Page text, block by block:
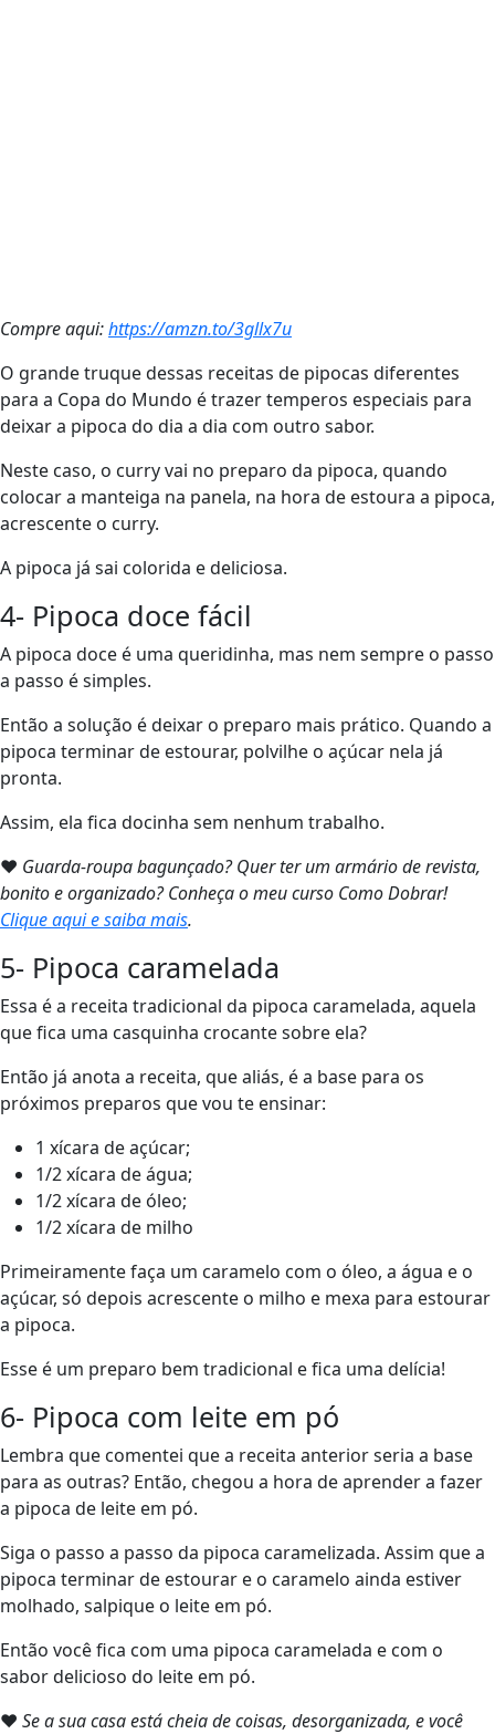
Compre aqui:https://amzn.to/3gllx7u
O grande truque dessas receitas de pipocas diferentes
para a Copa do Mundo é trazer temperos especiais para
deixar a pipoca do dia a dia com outro sabor.
Neste caso, o curry vai no preparo da pipoca, quando
colocar a manteiga na panela, na hora de estoura a pipoca,
acrescente o curry.
A pipoca já sai colorida e deliciosa.
4- Pipoca doce fácil
A pipoca doce é uma queridinha, mas nem sempre o passo
a passo é simples.
Então a solução é deixar o preparo mais prático. Quando a
pipoca terminar de estourar, polvilhe o açúcar nela já
pronta.
Assim, ela fica docinha sem nenhum trabalho.
❤ Guarda-roupa bagunçado? Quer ter um armário de revista,
bonito e organizado? Conheça o meu curso Como Dobrar!
Clique aqui e saiba mais.
5- Pipoca caramelada
Essa é a receita tradicional da pipoca caramelada, aquela
que fica uma casquinha crocante sobre ela?
Então já anota a receita, que aliás, é a base para os
próximos preparos que vou te ensinar:
1 xícara de açúcar;
1/2 xícara de água;
1/2 xícara de óleo;
1/2 xícara de milho
Primeiramente faça um caramelo com o óleo, a água e o
açúcar, só depois acrescente o milho e mexa para estourar
a pipoca.
Esse é um preparo bem tradicional e fica uma delícia!
6- Pipoca com leite em pó
Lembra que comentei que a receita anterior seria a base
para as outras? Então, chegou a hora de aprender a fazer
a pipoca de leite em pó.
Siga o passo a passo da pipoca caramelizada. Assim que a
pipoca terminar de estourar e o caramelo ainda estiver
molhado, salpique o leite em pó.
Então você fica com uma pipoca caramelada e com o
sabor delicioso do leite em pó.
❤ Se a sua casa está cheia de coisas, desorganizada, e você